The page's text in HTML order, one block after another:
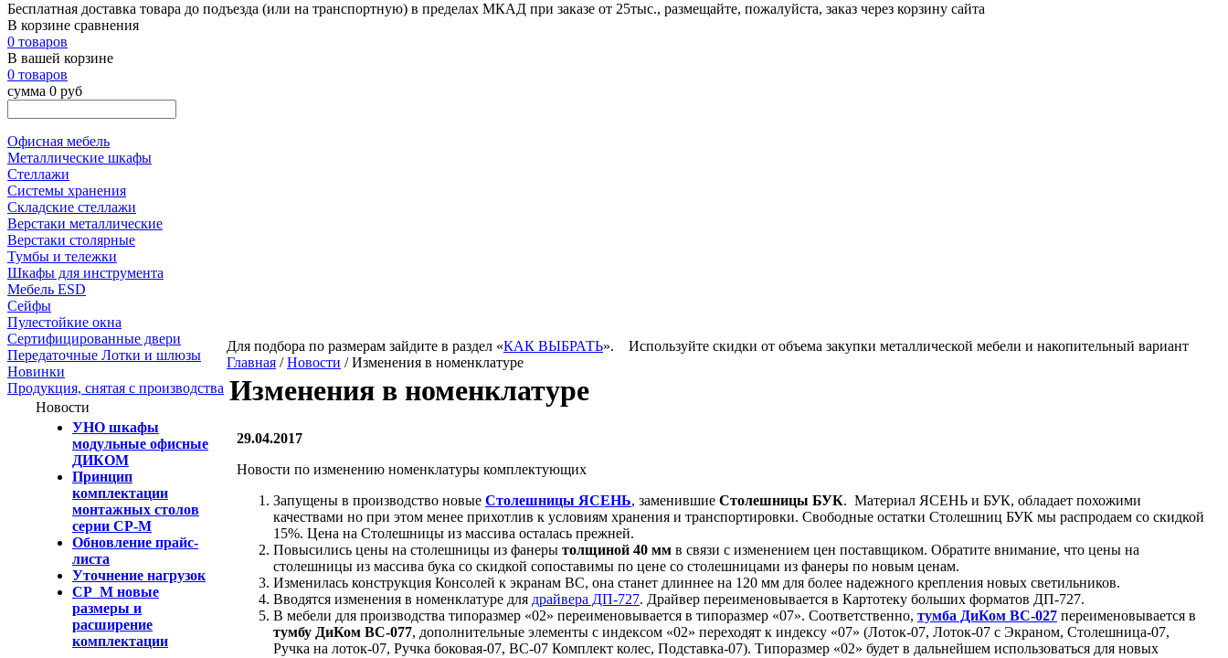
Бесплатная доставка товара до подъезда (или на транспортную) в пределах МКАД при заказе от 25тыс., размещайте, пожалуйста, заказ через корзину сайта
В корзине сравнения
0 товаров
В вашей корзине
0 товаров
сумма 0 руб
Офисная мебель
Металлические шкафы
Стеллажи
Системы хранения
Складские стеллажи
Верстаки металлические
Верстаки столярные
Тумбы и тележки
Шкафы для инструмента
Мебель ESD
Сейфы
Пулестойкие окна
Сертифицированные двери
Передаточные Лотки и шлюзы
Новинки
Продукция, снятая с производства
Новости
УНО шкафы
модульные офисные
ДИКОМ
Принцип
комплектации
монтажных столов
серии СР-М
Обновление прайс-
листа
Уточнение нагрузок
СР_М новые
размеры и
расширение
комплектации
Для подбора по размерам зайдите в раздел «КАК ВЫБРАТЬ».
Используйте скидки от объема закупки металлической мебели и накопительный вариант
Главная /Новости / Изменения в номенклатуре
Изменения в номенклатуре
29.04.2017
Новости по изменению номенклатуры комплектующих
Запущены в производство новые Столешницы ЯСЕНЬ, заменившие Столешницы БУК. Материал ЯСЕНЬ и БУК, обладает похожими
качествами но при этом менее прихотлив к условиям хранения и транспортировки. Свободные остатки Столешниц БУК мы распродаем со скидкой
15%. Цена на Столешницы из массива осталась прежней.
Повысились цены на столешницы из фанеры толщиной 40 мм в связи с изменением цен поставщиком. Обратите внимание, что цены на
столешницы из массива бука со скидкой сопоставимы по цене со столешницами из фанеры по новым ценам.
Изменилась конструкция Консолей к экранам ВС, она станет длиннее на 120 мм для более надежного крепления новых светильников.
Вводятся изменения в номенклатуре для драйвера ДП-727. Драйвер переименовывается в Картотеку больших форматов ДП-727.
В мебели для производства типоразмер «02» переименовывается в типоразмер «07». Соответственно, тумба ДиКом ВС-027 переименовывается в
тумбу ДиКом ВС-077, дополнительные элементы с индексом «02» переходят к индексу «07» (Лоток-07, Лоток-07 с Экраном, Столешница-07,
Ручка на лоток-07, Ручка боковая-07, ВС-07 Комплект колес, Подставка-07). Типоразмер «02» будет в дальнейшем использоваться для новых